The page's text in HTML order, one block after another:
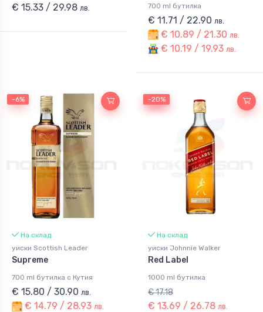
€ 15.33 / 29.98 лв. 700 ml бутилка
€ 11.71 / 22.90 лв.
€ 10.89 / 21.30 лв.
€ 10.19 / 19.93 лв.
-6%
На склад
уиски Scottish Leader
Supreme
700 ml бутилка с Кутия
€ 15.80 / 30.90 лв.
€ 14.79 / 28.93 лв.
-20%
-20%
На склад
уиски Johnnie Walker
Red Label
1000 ml бутилка
€ 17.18
€ 13.69 / 26.78 лв.